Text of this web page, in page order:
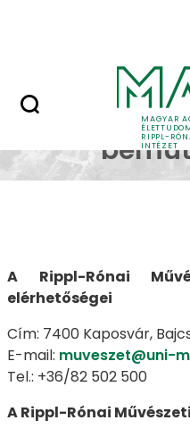
MAGYAR
RIPPL-
INTÉZET
Intézeti
A Rippl-Rónai
elérhetőségei
Cím: 7400 Kaposvár,
E-mail: muveszet@uni-
Tel.: +36/82 502 500
A Rippl-Rónai